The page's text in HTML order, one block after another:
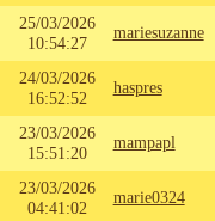
25/03/2026
10:54:27
mariesuzanne
24/03/2026
16:52:52
haspres
23/03/2026
15:51:20
mampapl
23/03/2026
04:41:02
marie0324